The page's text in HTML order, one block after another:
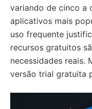
variando de cinco a
aplicativos mais
uso frequente
recursos gratuitos
necessidades reais.
versão trial gratuita